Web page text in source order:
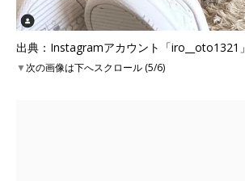
出典：Instagramアカウント「iro__oto1321」
▼次の画像は下へスクロール (5/6)